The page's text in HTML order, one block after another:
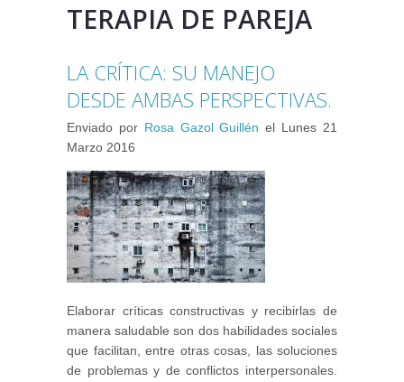
TERAPIA DE PAREJA
LA CRÍTICA: SU MANEJO
DESDE AMBAS PERSPECTIVAS.
Enviado por Rosa Gazol Guillén el Lunes 21
Marzo 2016
Elaborar críticas constructivas y recibirlas de
manera saludable son dos habilidades sociales
que facilitan, entre otras cosas, las soluciones
de problemas y de conflictos interpersonales.